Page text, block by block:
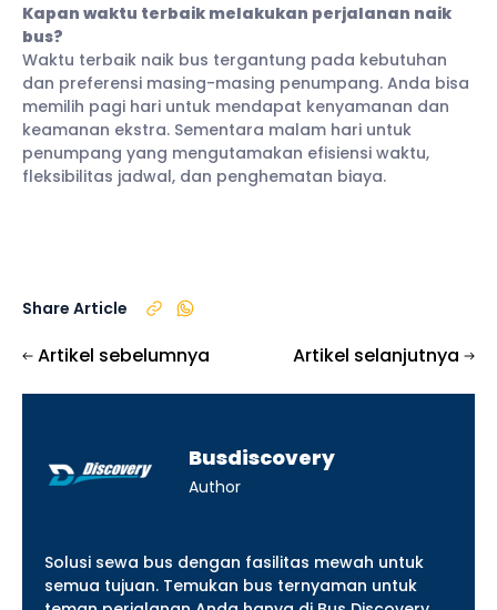
Kapan waktu terbaik melakukan perjalanan naik
bus?
Waktu terbaik naik bus tergantung pada kebutuhan
dan preferensi masing-masing penumpang. Anda bisa
memilih pagi hari untuk mendapat kenyamanan dan
keamanan ekstra. Sementara malam hari untuk
penumpang yang mengutamakan efisiensi waktu,
fleksibilitas jadwal, dan penghematan biaya.
Share Article
Artikel sebelumnya Artikel selanjutnya
Busdiscovery
Author
Solusi sewa bus dengan fasilitas mewah untuk
semua tujuan. Temukan bus ternyaman untuk